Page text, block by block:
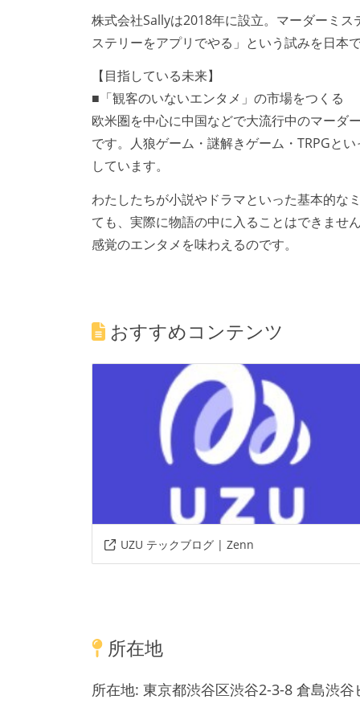
株式会社Sallyは2018年に設立。マーダーミ
ステリーをアプリでやる」という試みを日本
【目指している未来】
■「観客のいないエンタメ」の市場をつくる
欧米圏を中心に中国などで大流行中のマーダ
です。人狼ゲーム・謎解きゲーム・TRPGと
しています。
わたしたちが小説やドラマといった基本的な
ても、実際に物語の中に入ることはできませ
感覚のエンタメを味わえるのです。
おすすめコンテンツ
UZU テックブログ | Zenn
所在地
所在地: 東京都渋谷区渋谷2-3-8 倉島渋谷